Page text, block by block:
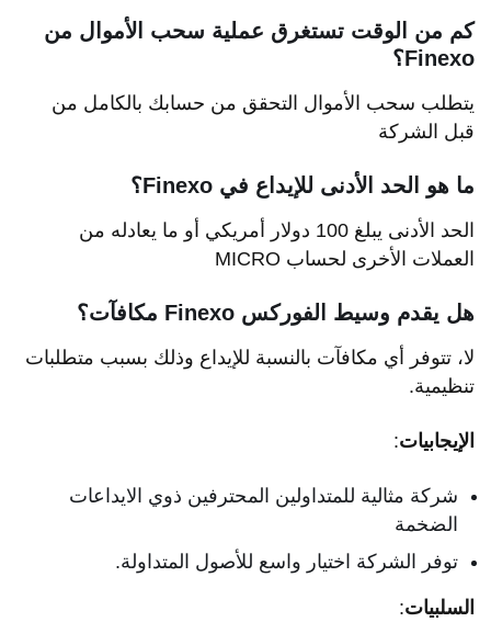
كم من الوقت تستغرق عملية سحب الأموال من
Finexo؟
يتطلب سحب الأموال التحقق من حسابك بالكامل من
قبل الشركة
ما هو الحد الأدنى للإيداع في Finexo؟
الحد الأدنى يبلغ 100 دولار أمريكي أو ما يعادله من
العملات الأخرى لحساب MICRO
هل يقدم وسيط الفوركس Finexo مكافآت؟
لا، تتوفر أي مكافآت بالنسبة للإيداع وذلك بسبب متطلبات
تنظيمية.
الإيجابيات:
شركة مثالية للمتداولين المحترفين ذوي الايداعات
الضخمة
توفر الشركة اختيار واسع للأصول المتداولة.
السلبيات: